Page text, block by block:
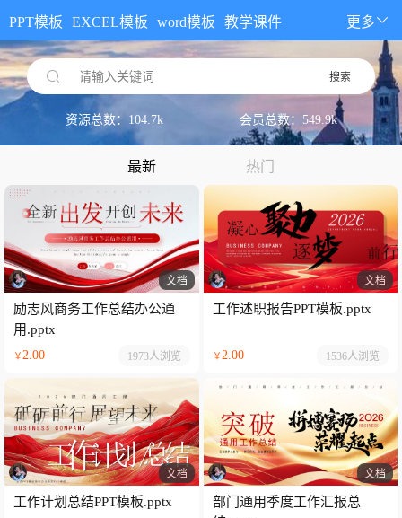
PPT模板 EXCEL模板 word模板 教学课件 更多
请输入关键词 搜索
资源总数：104.7k 会员总数：549.9k
最新 热门
文档
励志风商务工作总结办公通
用.pptx
￥2.00 1973人浏览
文档
工作述职报告PPT模板.pptx
￥2.00 1536人浏览
文档
工作计划总结PPT模板.pptx
文档
部门通用季度工作汇报总